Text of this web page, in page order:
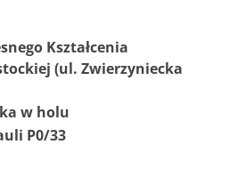
Kształcenia
(ul. Zwierzyniecka
w holu
P0/33